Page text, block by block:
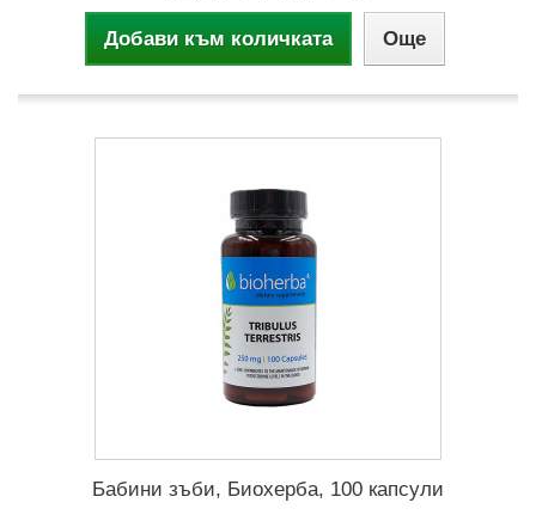
Добави към количката Още
Бабини зъби, Биохерба, 100 капсули